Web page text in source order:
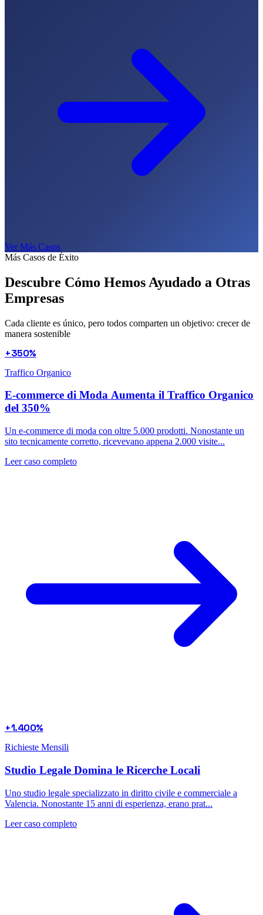
Ver Más Casos
Más Casos de Éxito
Descubre Cómo Hemos Ayudado a Otras
Empresas
Cada cliente es único, pero todos comparten un objetivo: crecer de
manera sostenible
+350%
Traffico Organico
E-commerce di Moda Aumenta il Traffico Organico
del 350%
Un e-commerce di moda con oltre 5.000 prodotti. Nonostante un
sito tecnicamente corretto, ricevevano appena 2.000 visite...
Leer caso completo
+1.400%
Richieste Mensili
Studio Legale Domina le Ricerche Locali
Uno studio legale specializzato in diritto civile e commerciale a
Valencia. Nonostante 15 anni di esperienza, erano prat...
Leer caso completo